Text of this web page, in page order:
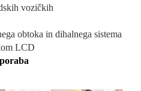
vozičkih
obtoka in dihalnega sistema
LCD